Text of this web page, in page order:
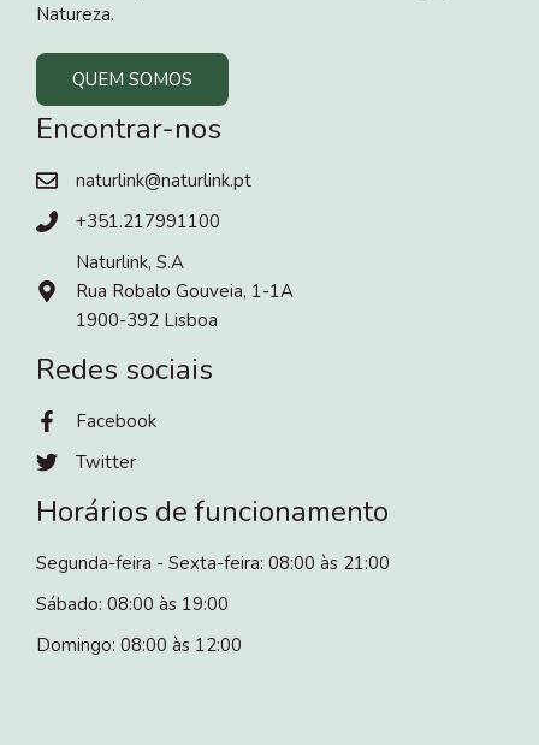
Natureza.
QUEM SOMOS
Encontrar-nos
naturlink@naturlink.pt
+351.217991100
Naturlink, S.A
Rua Robalo Gouveia, 1-1A
1900-392 Lisboa
Redes sociais
Facebook
Twitter
Horários de funcionamento
Segunda-feira - Sexta-feira: 08:00 às 21:00
Sábado: 08:00 às 19:00
Domingo: 08:00 às 12:00